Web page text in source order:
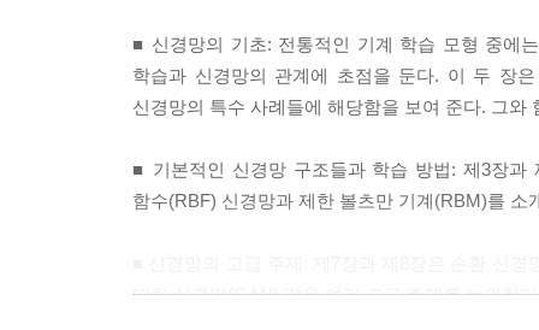
2.6.1 연속 단어 모음을 이용한 신경망 단어 내장
2.6.2 스킵그램 모형을 이용한 신경망 내장 134
2.6.3 word2vec(SGNS)은 로그 행렬 인수분해이다
2.7 그래프 내장을 위한 간단한 신경망 구조 146
2.7.1 임의의 간선 횟수 처리 148
2.8 요약 150
■ 신경망의 기초: 전통적인 기계 학습 모형 중에
학습과 신경망의 관계에 초점을 둔다. 이 두 장
신경망의 특수 사례들에 해당함을 보여 준다. 그
■ 기본적인 신경망 구조들과 학습 방법: 제3장과
함수(RBF) 신경망과 제한 볼츠만 기계(RBM)를 소
대립 신경망(GAN) 같은 여러 고급 주제를 논의한